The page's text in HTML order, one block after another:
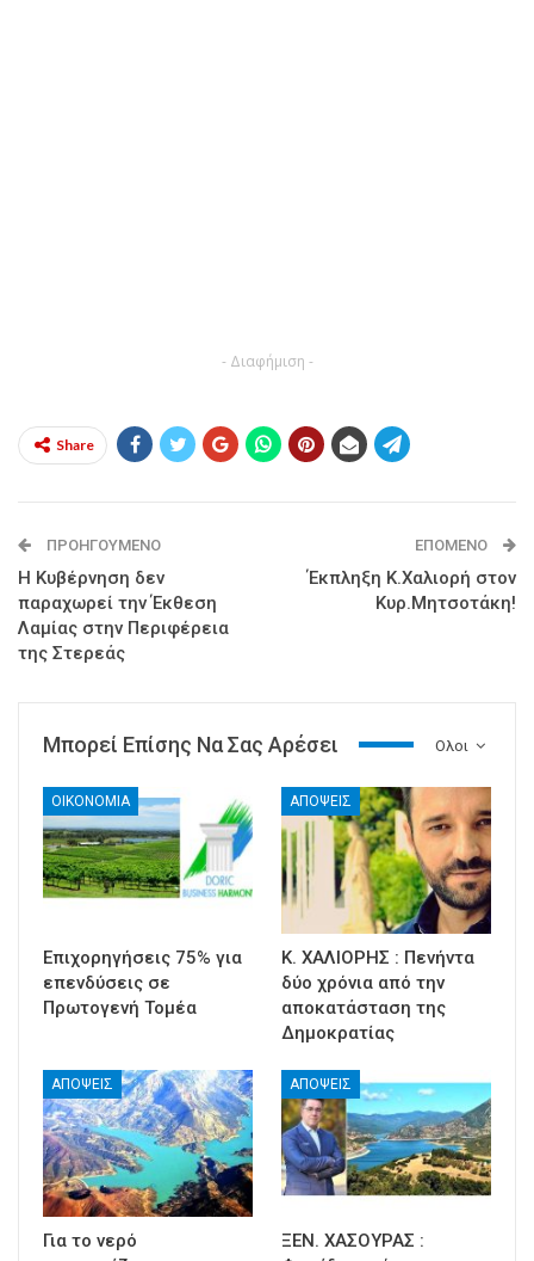
- Διαφήμιση -
Share
ΠΡΟΗΓΟΎΜΕΝΟ
Η Κυβέρνηση δεν
παραχωρεί την Έκθεση
Λαμίας στην Περιφέρεια
της Στερεάς
ΕΠΌΜΕΝΟ
Έκπληξη Κ.Χαλιορή στον
Κυρ.Μητσοτάκη!
Ολοι
Μπορεί Επίσης Να Σας Αρέσει
ΟΙΚΟΝΟΜΙΑ
Επιχορηγήσεις 75% για
επενδύσεις σε
Πρωτογενή Τομέα
ΑΠΟΨΕΙΣ
Κ. ΧΑΛΙΟΡΗΣ : Πενήντα
δύο χρόνια από την
αποκατάσταση της
Δημοκρατίας
ΑΠΟΨΕΙΣ
Για το νερό
ΑΠΟΨΕΙΣ
ΞΕΝ. ΧΑΣΟΥΡΑΣ :